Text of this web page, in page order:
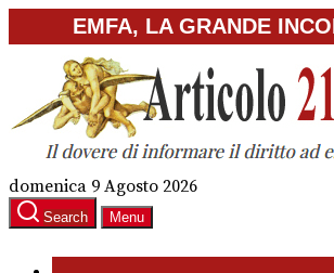
to
content
EMFA, LA GRANDE
domenica 9 Agosto 2026
Search Menu